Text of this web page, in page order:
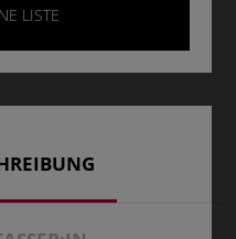
LISTE